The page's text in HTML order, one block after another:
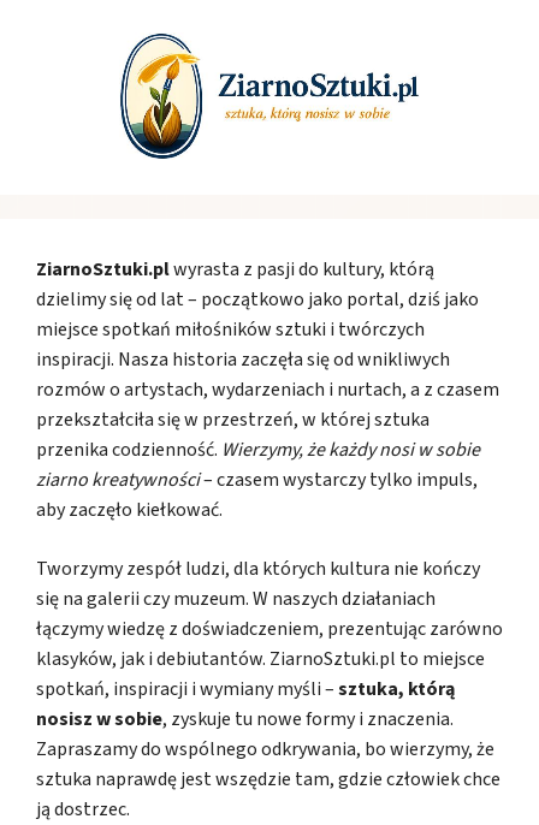
ZiarnoSztuki.plwyrasta z pasji do kultury, którą
dzielimy się od lat – początkowo jako portal, dziś jako
miejsce spotkań miłośników sztuki i twórczych
inspiracji. Nasza historia zaczęła się od wnikliwych
rozmów o artystach, wydarzeniach i nurtach, a z czasem
przekształciła się w przestrzeń, w której sztuka
przenika codzienność. Wierzymy, że każdy nosi w sobie
ziarno kreatywności– czasem wystarczy tylko impuls,
aby zaczęło kiełkować.
Tworzymy zespół ludzi, dla których kultura nie kończy
się na galerii czy muzeum. W naszych działaniach
łączymy wiedzę z doświadczeniem, prezentując zarówno
klasyków, jak i debiutantów. ZiarnoSztuki.pl to miejsce
spotkań, inspiracji i wymiany myśli –sztuka, którą
nosisz w sobie, zyskuje tu nowe formy i znaczenia.
Zapraszamy do wspólnego odkrywania, bo wierzymy, że
sztuka naprawdę jest wszędzie tam, gdzie człowiek chce
ją dostrzec.